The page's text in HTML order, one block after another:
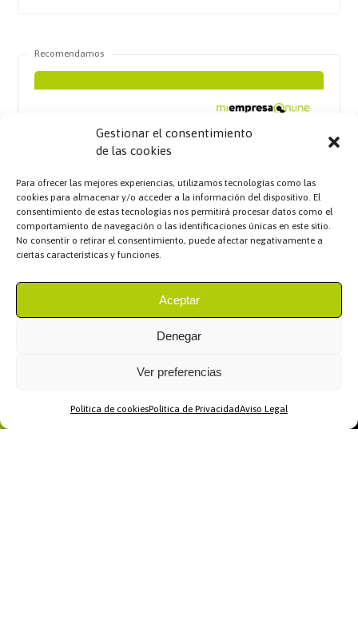
Gestionar el consentimiento
de las cookies
Para ofrecer las mejores experiencias, utilizamos tecnologías como las
cookies para almacenar y/o acceder a la información del dispositivo. El
consentimiento de estas tecnologías nos permitirá procesar datos como el
comportamiento de navegación o las identificaciones únicas en este sitio.
No consentir o retirar el consentimiento, puede afectar negativamente a
ciertas características y funciones.
Aceptar
Denegar
Ver preferencias
Política de cookiesPolítica de PrivacidadAviso Legal
Recomendamos
WhatsApp Llamar